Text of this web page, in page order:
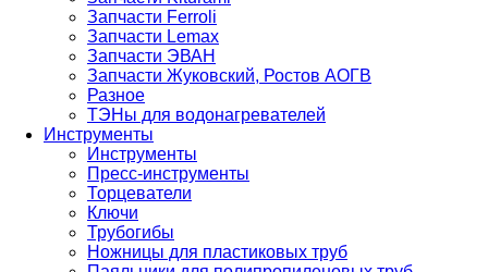
Запчасти Ferroli
Запчасти Lemax
Запчасти ЭВАН
Запчасти Жуковский, Ростов АОГВ
Разное
ТЭНы для водонагревателей
Инструменты
Инструменты
Пресс-инструменты
Торцеватели
Ключи
Трубогибы
Ножницы для пластиковых труб